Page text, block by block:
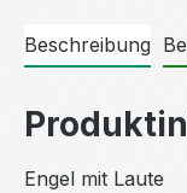
Beschreibung
Engel mit Laute